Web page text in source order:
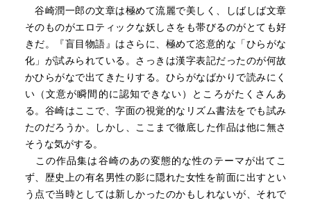
谷崎潤一郎の文章は極めて流麗で美しく、しばしば文章
そのものがエロティックな妖しさをも帯びるのがとても好
きだ。『盲目物語』はさらに、極めて恣意的な「ひらがな
化」が試みられている。さっきは漢字表記だったのが何故
かひらがなで出てきたりする。ひらがなばかりで読みにく
い（文意が瞬間的に認知できない）ところがたくさんあ
る。谷崎はここで、字面の視覚的なリズム書法をでも試み
たのだろうか。しかし、ここまで徹底した作品は他に無さ
そうな気がする。
この作品集は谷崎のあの変態的な性のテーマが出てこ
ず、歴史上の有名男性の影に隠れた女性を前面に出すとい
う点で当時としては新しかったのかもしれないが、それで